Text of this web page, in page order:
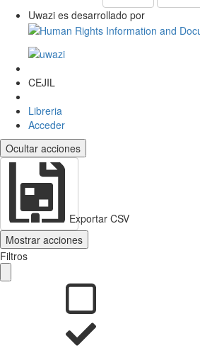
Uwazi es desarrollado por
CEJIL
Libreria
Acceder
Ocultar acciones
Exportar CSV
Mostrar acciones
Filtros